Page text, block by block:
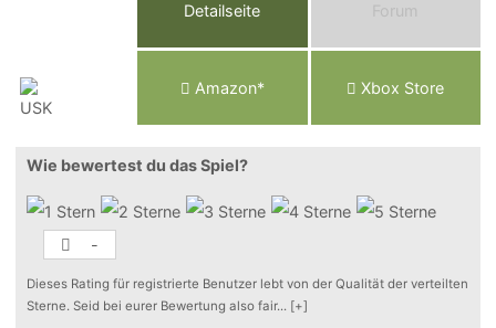
Detailseite Forum
Amazon* Xbox Store
Wie bewertest du das Spiel?
-
Dieses Rating für registrierte Benutzer lebt von der Qualität der verteilten
Sterne. Seid bei eurer Bewertung also fair... [+]